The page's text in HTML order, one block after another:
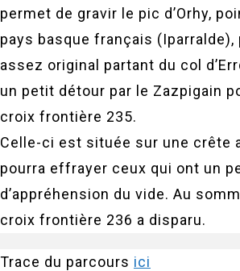
permet de gravir le pic d’Orhy,
pays basque français (Iparralde),
assez original partant du col
un petit détour par le Zazpigain
croix frontière 235.
Celle-ci est située sur une crête
pourra effrayer ceux qui ont un
d’appréhension du vide. Au
croix frontière 236 a disparu.
Trace du parcours ici